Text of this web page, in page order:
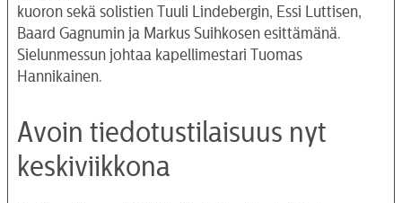
kuoron sekä solistien Tuuli Lindebergin, Essi Luttisen,
Baard Gagnumin ja Markus Suihkosen esittämänä.
Sielunmessun johtaa kapellimestari Tuomas
Hannikainen.
Avoin tiedotustilaisuus nyt
keskiviikkona